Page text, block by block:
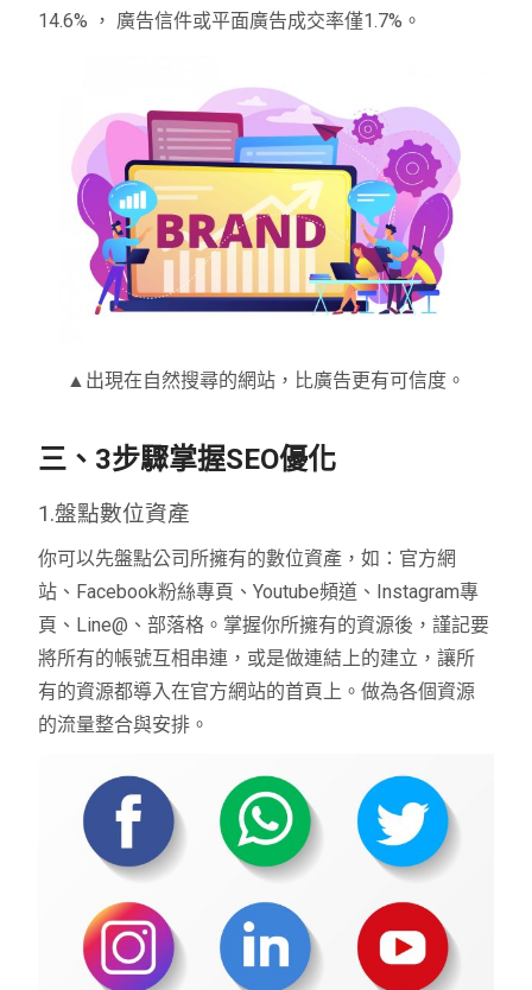
14.6% ， 廣告信件或平面廣告成交率僅1.7%。
▲出現在自然搜尋的網站，比廣告更有可信度。
三、3步驟掌握SEO優化
1.盤點數位資產
你可以先盤點公司所擁有的數位資產，如：官方網
站、Facebook粉絲專頁、Youtube頻道、Instagram專
頁、Line@、部落格。掌握你所擁有的資源後，謹記要
將所有的帳號互相串連，或是做連結上的建立，讓所
有的資源都導入在官方網站的首頁上。做為各個資源
的流量整合與安排。